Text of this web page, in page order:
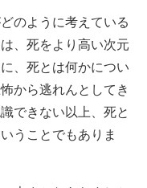
のように考えている
、死をより高い次元
、死とは何かについ
から逃れんとしてき
できない以上、死と
うことでもありま